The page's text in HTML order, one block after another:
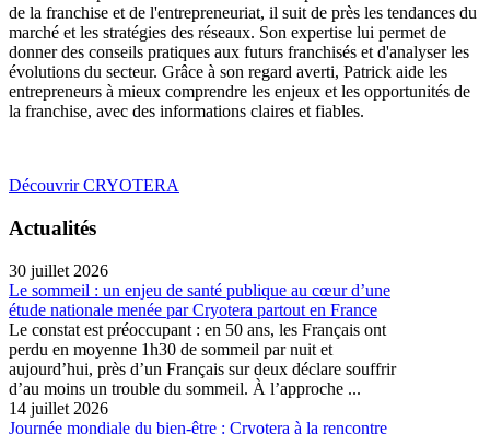
de la franchise et de l'entrepreneuriat, il suit de près les tendances du
marché et les stratégies des réseaux. Son expertise lui permet de
donner des conseils pratiques aux futurs franchisés et d'analyser les
évolutions du secteur. Grâce à son regard averti, Patrick aide les
entrepreneurs à mieux comprendre les enjeux et les opportunités de
la franchise, avec des informations claires et fiables.
Découvrir CRYOTERA
Actualités
30 juillet 2026
Le sommeil : un enjeu de santé publique au cœur d’une
étude nationale menée par Cryotera partout en France
Le constat est préoccupant : en 50 ans, les Français ont
perdu en moyenne 1h30 de sommeil par nuit et
aujourd’hui, près d’un Français sur deux déclare souffrir
d’au moins un trouble du sommeil. À l’approche ...
14 juillet 2026
Journée mondiale du bien-être : Cryotera à la rencontre